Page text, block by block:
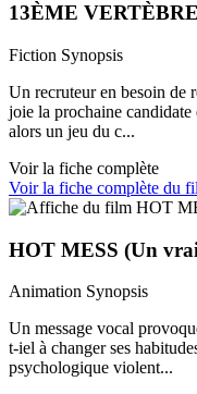
13ÈME VERTÈBRE
Fiction Synopsis
Un recruteur en besoin de
joie la prochaine
alors un jeu du c...
Voir la fiche complète
Voir la fiche complète du
HOT MESS (Un
Animation Synopsis
Un message vocal
t-iel à changer ses
psychologique violent...